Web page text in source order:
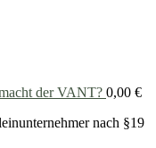
der VANT? 0,00 €
nach §19